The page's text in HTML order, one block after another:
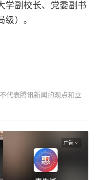
学副校长、党委副书
）。
代表腾讯新闻的观点和立
广告